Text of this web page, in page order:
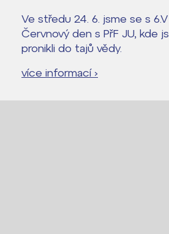
Ve středu 24. 6. jsme se s 6.V
Červnový den s PřF JU, kde
pronikli do tajů vědy.
více informací ›